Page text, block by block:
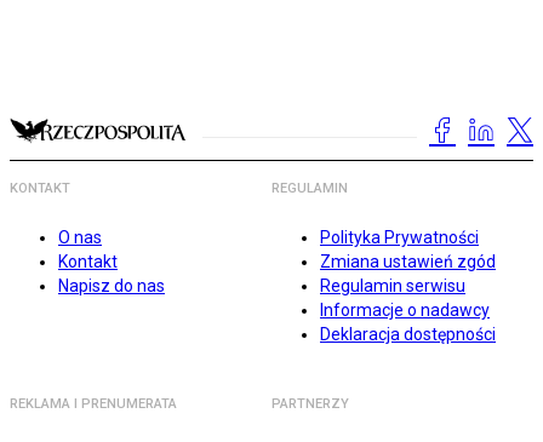
KONTAKT
O nas
Kontakt
Napisz do nas
REGULAMIN
Polityka Prywatności
Zmiana ustawień zgód
Regulamin serwisu
Informacje o nadawcy
Deklaracja dostępności
REKLAMA I PRENUMERATA PARTNERZY